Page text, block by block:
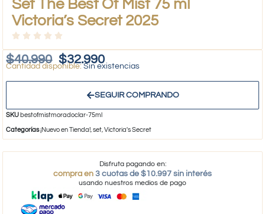
Set The Best Of Mist 75 ml
Victoria’s Secret 2025
$40.990 $32.990
Sin existencias
SEGUIR COMPRANDO
SKU bestofmistmoradoclar-75ml
Categorías¡Nuevo en Tienda!,set,Victoria's Secret
Disfruta pagando en:
compra en 3 cuotas de $10.997 sin interés
usando nuestros medios de pago